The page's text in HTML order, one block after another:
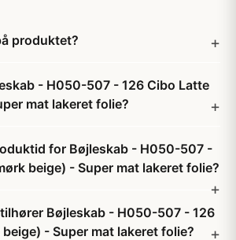
produktet?
- H050-507 - 126 Cibo Latte
mat lakeret folie?
for Bøjleskab - H050-507 -
beige) - Super mat lakeret folie?
Bøjleskab - H050-507 - 126
- Super mat lakeret folie?